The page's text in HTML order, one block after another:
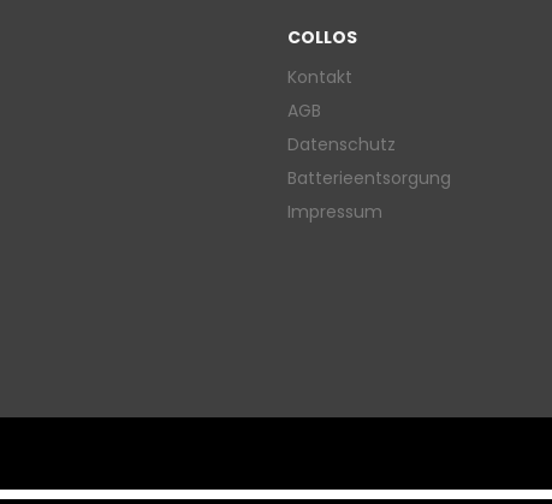
COLLOS
Kontakt
AGB
Datenschutz
Batterieentsorgung
Impressum